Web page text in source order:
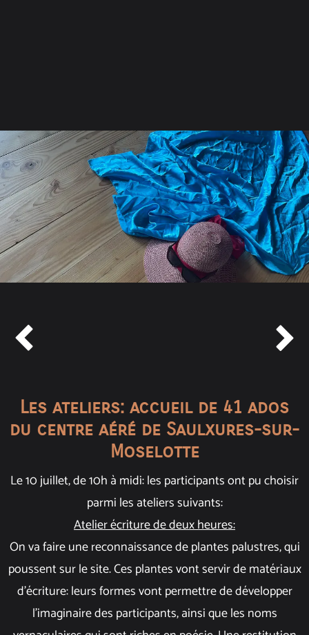
 
Les ateliers: accueil de 41 ados
du centre aéré de Saulxures-sur-
Moselotte
Le 10 juillet, de 10h à midi: les participants ont pu choisir
parmi les ateliers suivants:
Atelier écriture de deux heures:
On va faire une reconnaissance de plantes palustres, qui
poussent sur le site. Ces plantes vont servir de matériaux
d’écriture: leurs formes vont permettre de développer
l’imaginaire des participants, ainsi que les noms